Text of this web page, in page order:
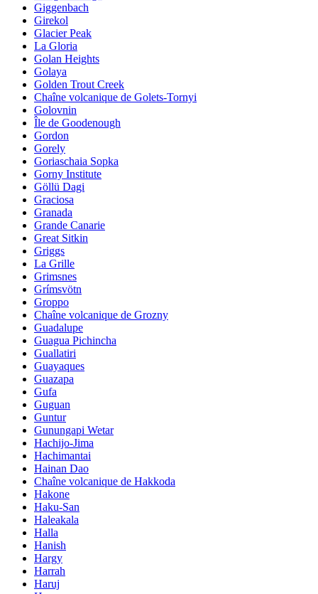
Giggenbach
Girekol
Glacier Peak
La Gloria
Golan Heights
Golaya
Golden Trout Creek
Chaîne volcanique de Golets-Tornyi
Golovnin
Île de Goodenough
Gordon
Gorely
Goriaschaia Sopka
Gorny Institute
Göllü Dagi
Graciosa
Granada
Grande Canarie
Great Sitkin
Griggs
La Grille
Grimsnes
Grímsvötn
Groppo
Chaîne volcanique de Grozny
Guadalupe
Guagua Pichincha
Guallatiri
Guayaques
Guazapa
Gufa
Guguan
Guntur
Gunungapi Wetar
Hachijo-Jima
Hachimantai
Hainan Dao
Chaîne volcanique de Hakkoda
Hakone
Haku-San
Haleakala
Halla
Hanish
Hargy
Harrah
Haruj